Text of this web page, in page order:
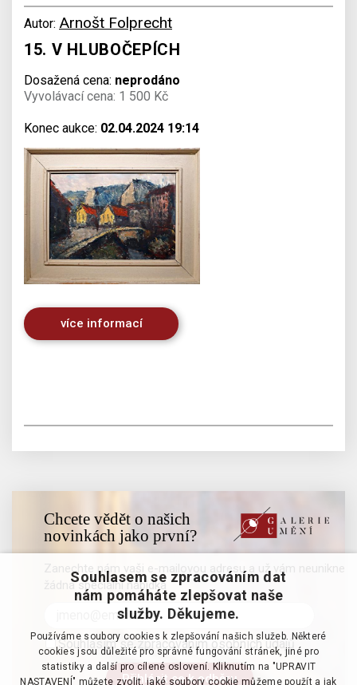
Autor: Arnošt Folprecht
15. V HLUBOČEPÍCH
Dosažená cena: neprodáno
Vyvolávací cena: 1 500 Kč
Konec aukce: 02.04.2024 19:14
více informací
Chcete vědět o našich
novinkách jako první?
Zanechte nám vaši e-mailovou adresu a už vám neunikne
žádná speciální nabídka
Souhlasím se zpracováním osobních údajů
Souhlasem se zpracováním dat
nám pomáháte zlepšovat naše
služby. Děkujeme.
Používáme soubory cookies k zlepšování našich služeb. Některé
cookies jsou důležité pro správné fungování stránek, jiné pro
statistiky a další pro cílené oslovení. Kliknutím na "UPRAVIT
NASTAVENÍ" můžete zvolit, jaké soubory cookie můžeme použít a jak